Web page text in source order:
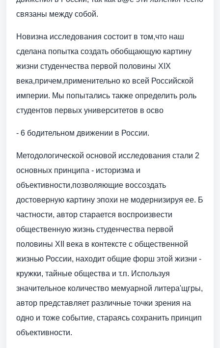
связаны между собой.
Новизна исследования состоит в том,что наш
сделана попытка создать обобщающую картину
жизни студенчества первой половины XIX
века,причем,применительно ко всей Российской
империи. Мы попытались также определить роль
студентов первых университетов в осво
- 6 бодительном движении в России.
Методологической основой исследования стали 2
основных принципа - историзма и
объективности,позволяющие воссоздать
достоверную картину эпохи не модернизируя ее. Б
частности, автор старается воспроизвести
общественную жизнь студенчества первой
половины XII века в контексте с общественной
жизнью России, находит общие форш этой жизни -
кружки, тайные общества и т.п. Используя
значительное количество мемуарной литера'щгры,
автор представляет различные точки зрения на
одно и тоже событие, стараясь сохранить принцип
объективности.